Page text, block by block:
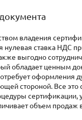
владения
нулевая ставка НДС
выгодно
обладает ценным
оформления
стороной. Все это
сертификации,
объем продаж